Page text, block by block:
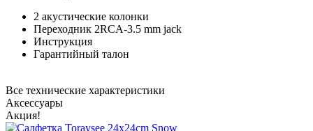
2 акустические колонки
Переходник 2RCA-3.5 mm jack
Инструкция
Гарантийный талон
Все технические характеристики
Аксессуары
Акция!